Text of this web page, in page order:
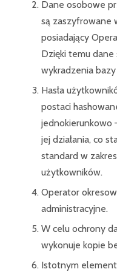
Dane osobowe
są zaszyfrowane
posiadający
Dzięki temu
wykradzenia
Hasła
postaci
jednokierunkowo
jej działania, co
standard w
użytkowników.
Operator
administracyjne.
W celu ochrony
wykonuje kopie
Istotnym